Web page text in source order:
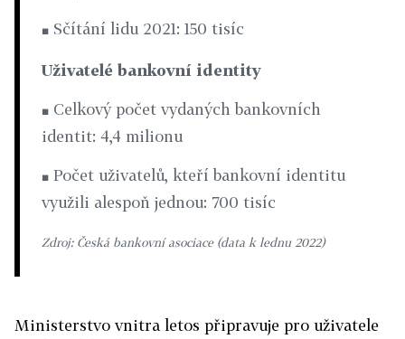
■ Sčítání lidu 2021: 150 tisíc
Uživatelé bankovní identity
■ Celkový počet vydaných bankovních
identit: 4,4 milionu
■ Počet uživatelů, kteří bankovní identitu
využili alespoň jednou: 700 tisíc
Zdroj: Česká bankovní asociace (data k lednu 2022)
Ministerstvo vnitra letos připravuje pro uživatele